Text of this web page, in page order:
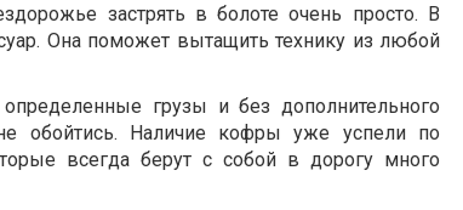
застрять в болоте очень просто. В
Она поможет вытащить технику из любой
грузы и без дополнительного
обойтись. Наличие кофры уже успели по
всегда берут с собой в дорогу много